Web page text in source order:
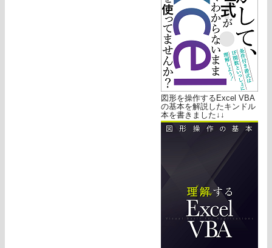
図形を操作するExcel VBA
の基本を解説したキンドル
本を書きました↓↓